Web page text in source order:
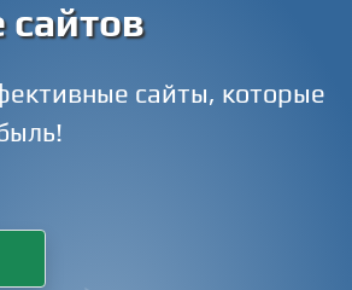
сайтов
сайты, которые